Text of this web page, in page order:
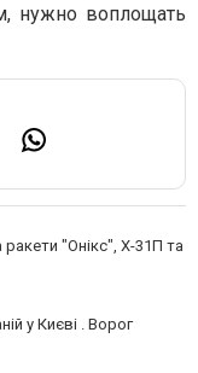
нужно воплощать
"Онікс", Х-31П та
у Києві . Ворог